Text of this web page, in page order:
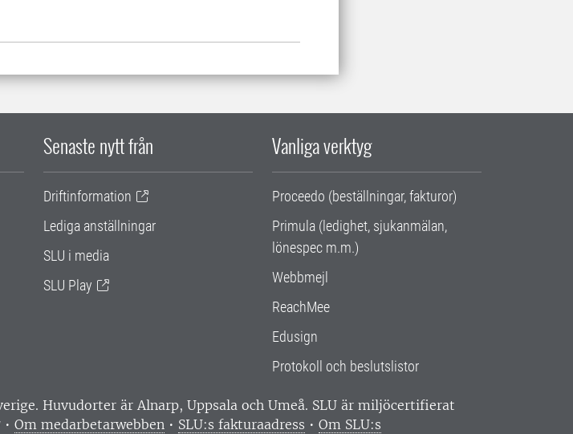
Senaste nytt från
Driftinformation
Lediga anställningar
SLU i media
SLU Play
Vanliga verktyg
Proceedo (beställningar, fakturor)
Primula (ledighet, sjukanmälan,
lönespec m.m.)
Webbmejl
ReachMee
Edusign
Protokoll och beslutslistor
Huvudorter är Alnarp, Uppsala och Umeå. SLU är miljöcertifierat
Om medarbetarwebben • SLU:s fakturaadress • Om SLU:s